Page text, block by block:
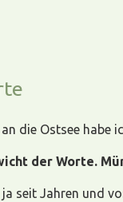
die Ostsee
der Worte.
seit Jahren und